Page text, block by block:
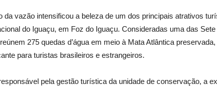
da vazão intensificou a beleza de um dos principais atrativos
do Iguaçu, em Foz do Iguaçu. Consideradas uma das
275 quedas d’água em meio à Mata Atlântica
para turistas brasileiros e estrangeiros.
pela gestão turística da unidade de conservação, a